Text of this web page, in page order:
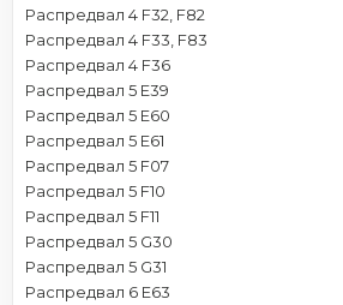
Распредвал 4 F32, F82
Распредвал 4 F33, F83
Распредвал 4 F36
Распредвал 5 E39
Распредвал 5 E60
Распредвал 5 E61
Распредвал 5 F07
Распредвал 5 F10
Распредвал 5 F11
Распредвал 5 G30
Распредвал 5 G31
Распредвал 6 E63